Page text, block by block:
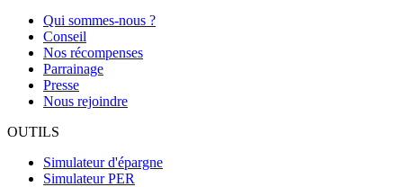
Qui sommes-nous ?
Conseil
Nos récompenses
Parrainage
Presse
Nous rejoindre
OUTILS
Simulateur d'épargne
Simulateur PER